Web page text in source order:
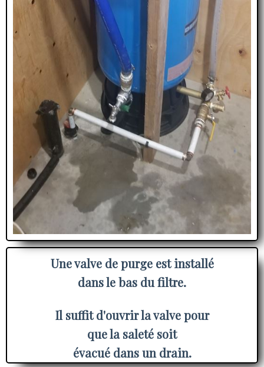
Une valve de purge est installé
dans le bas du filtre.
Il suffit d'ouvrir la valve pour
que lasaleté soit
évacué dans un drain.